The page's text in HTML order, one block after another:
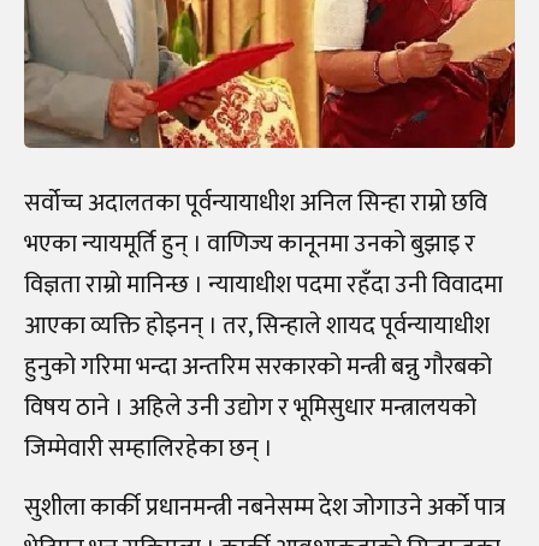
सर्वोच्च अदालतका पूर्वन्यायाधीश अनिल सिन्हा राम्रो छवि
भएका न्यायमूर्ति हुन् । वाणिज्य कानूनमा उनको बुझाइ र
विज्ञता राम्रो मानिन्छ । न्यायाधीश पदमा रहँदा उनी विवादमा
आएका व्यक्ति होइनन् । तर, सिन्हाले शायद पूर्वन्यायाधीश
हुनुको गरिमा भन्दा अन्तरिम सरकारको मन्त्री बन्नु गौरबको
विषय ठाने । अहिले उनी उद्योग र भूमिसुधार मन्त्रालयको
जिम्मेवारी सम्हालिरहेका छन् ।
सुशीला कार्की प्रधानमन्त्री नबनेसम्म देश जोगाउने अर्को पात्र